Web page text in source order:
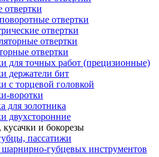
отвертки
отвертки
отвертки
отвертки
отвертки
для точных работ (прецизионные)
держатели бит
с торцевой головкой
воротки
для золотника
двухсторонние
и бокорезы
пассатижи
губцевых инструментов